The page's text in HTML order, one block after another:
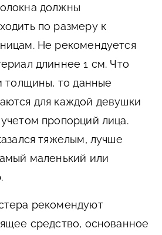
должны
по размеру к
Не рекомендуется
длиннее 1 см. Что
толщины, то данные
для каждой девушки
пропорций лица.
тяжелым, лучше
маленький или
рекомендуют
средство, основанное